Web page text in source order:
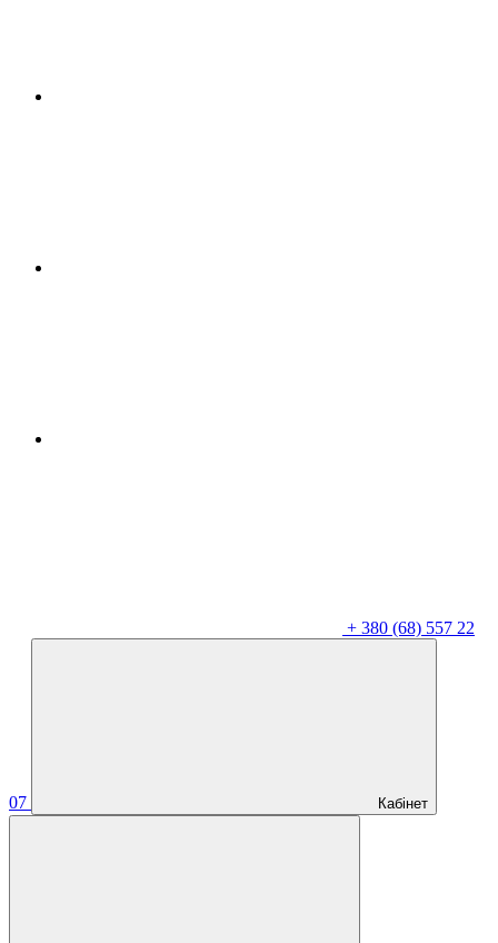
+ 380 (68) 557 22
07 Кабінет